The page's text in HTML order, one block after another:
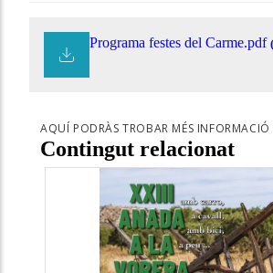
Programa festes del Carme.pdf
AQUÍ PODRÀS TROBAR MÉS INFORMACIÓ
Contingut relacionat